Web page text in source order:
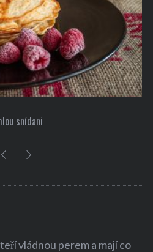
snídani
vládnou perem a mají co